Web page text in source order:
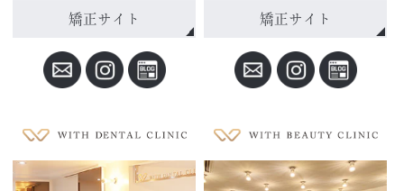
矯正サイト 矯正サイト